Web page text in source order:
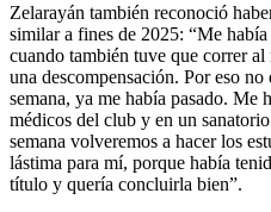
Zelarayán también reconoció
similar a fines de 2025: “Me
cuando también tuve que correr
una descompensación. Por eso
semana, ya me había pasado. Me
médicos del club y en un
semana volveremos a hacer los
lástima para mí, porque había
título y quería concluirla bien”.